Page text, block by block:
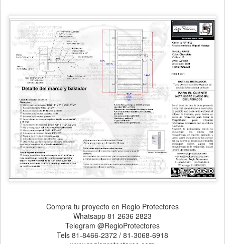
Compra tu proyecto en Regio Protectores
Whatsapp 81 2636 2823
Telegram @RegioProtectores
Tels 81-8466-2372 / 81-3068-6918